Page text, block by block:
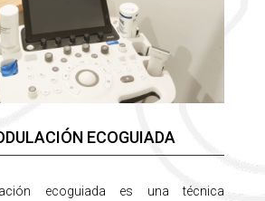
ECOGUIADA
ecoguiada es una técnica